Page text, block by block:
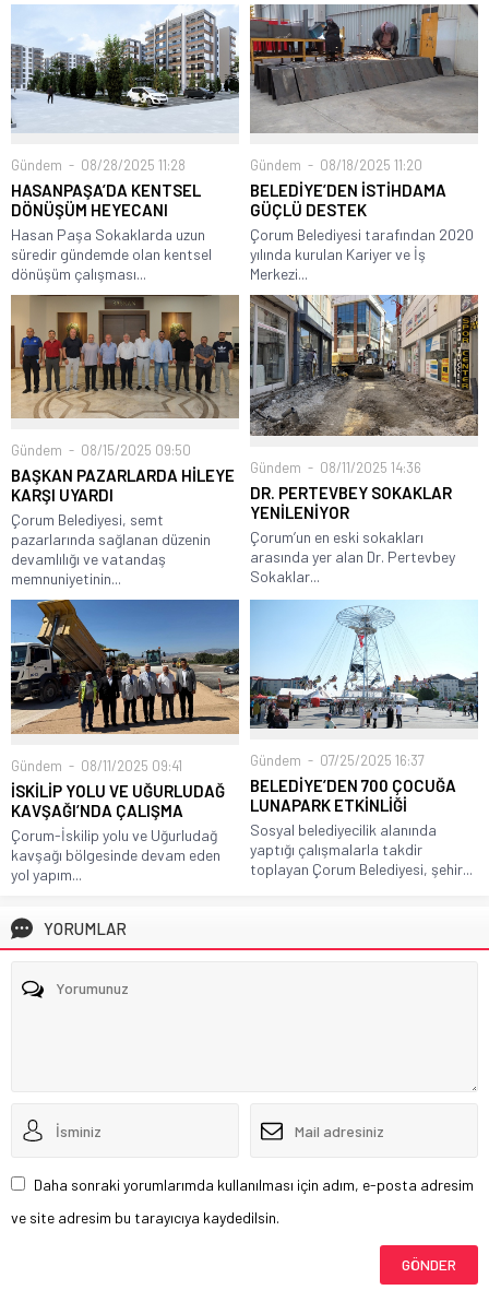
Gündem 08/28/2025 11:28
HASANPAŞA’DA KENTSEL
DÖNÜŞÜM HEYECANI
Hasan Paşa Sokaklarda uzun
süredir gündemde olan kentsel
dönüşüm çalışması...
Gündem 08/18/2025 11:20
BELEDİYE’DEN İSTİHDAMA
GÜÇLÜ DESTEK
Çorum Belediyesi tarafından 2020
yılında kurulan Kariyer ve İş
Merkezi...
Gündem 08/15/2025 09:50
BAŞKAN PAZARLARDA HİLEYE
KARŞI UYARDI
Çorum Belediyesi, semt
pazarlarında sağlanan düzenin
devamlılığı ve vatandaş
memnuniyetinin...
Gündem 08/11/2025 14:36
DR. PERTEVBEY SOKAKLAR
YENİLENİYOR
Çorum’un en eski sokakları
arasında yer alan Dr. Pertevbey
Sokaklar...
Gündem 08/11/2025 09:41
İSKİLİP YOLU VE UĞURLUDAĞ
KAVŞAĞI’NDA ÇALIŞMA
Çorum-İskilip yolu ve Uğurludağ
kavşağı bölgesinde devam eden
yol yapım...
Gündem 07/25/2025 16:37
BELEDİYE’DEN 700 ÇOCUĞA
LUNAPARK ETKİNLİĞİ
Sosyal belediyecilik alanında
yaptığı çalışmalarla takdir
toplayan Çorum Belediyesi, şehir...
YORUMLAR
Daha sonraki yorumlarımda kullanılması için adım, e-posta adresim
ve site adresim bu tarayıcıya kaydedilsin.